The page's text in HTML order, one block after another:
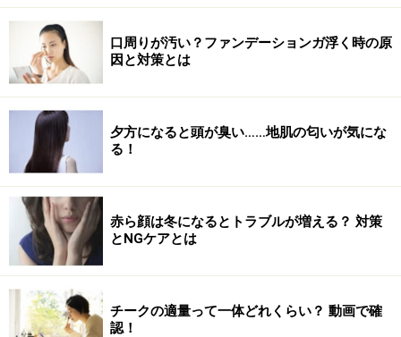
は、唇に優しく触れることで最上級のツヤ感リップメイ
クを完成させてくれる優れものです。05（Hipjiro）は、
性におすすめ。
おすすめのティントリップ5：コンフィッテ
ィ
コンフィッティ リップフォーマスク：02 ヌードピンク（税
込1430円）
口周りが汚い？ファンデーションガ浮く時の原
因と対策とは
夕方になると頭が臭い……地肌の匂いが気にな
る！
赤ら顔は冬になるとトラブルが増える？ 対策
とNGケアとは
チークの適量って一体どれくらい？ 動画で確
認！